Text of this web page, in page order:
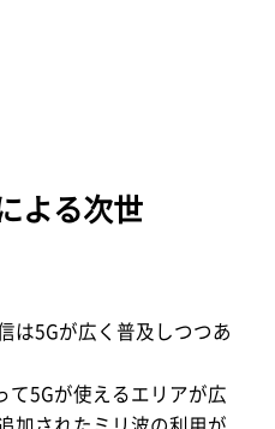
よる次世
は5Gが広く普及しつつあ
て5Gが使えるエリアが広